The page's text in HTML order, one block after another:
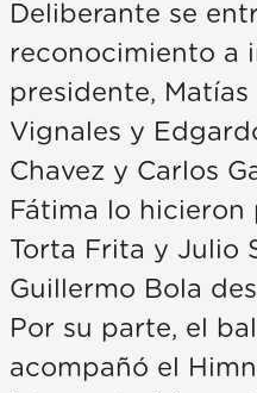
Deliberante se
reconocimiento a
presidente,
Vignales y
Chavez y Carlos
Fátima lo hicieron
Torta Frita y Julio
Guillermo Bola
Por su parte, el
acompañó el